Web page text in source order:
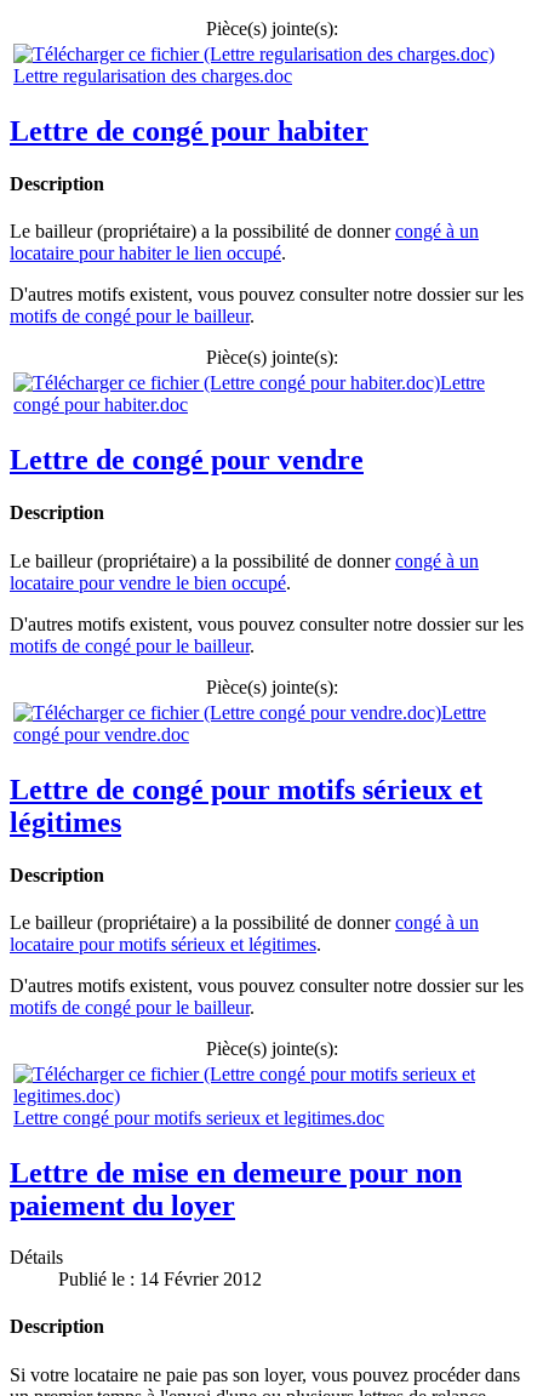
Pièce(s) jointe(s):
Lettre regularisation des charges.doc
Lettre de congé pour habiter
Description
Le bailleur (propriétaire) a la possibilité de donnercongé à un
locataire pour habiter le lien occupé.
D'autres motifs existent, vous pouvez consulter notre dossier sur les
motifs de congé pour le bailleur.
Pièce(s) jointe(s):
Lettre
congé pour habiter.doc
Lettre de congé pour vendre
Description
Le bailleur (propriétaire) a la possibilité de donnercongé à un
locataire pour vendre le bien occupé.
D'autres motifs existent, vous pouvez consulter notre dossier sur les
motifs de congé pour le bailleur.
Pièce(s) jointe(s):
Lettre
congé pour vendre.doc
Lettre de congé pour motifs sérieux et
légitimes
Description
Le bailleur (propriétaire) a la possibilité de donnercongé à un
locataire pour motifs sérieux et légitimes.
D'autres motifs existent, vous pouvez consulter notre dossier sur les
motifs de congé pour le bailleur.
Pièce(s) jointe(s):
Lettre congé pour motifs serieux et legitimes.doc
Lettre de mise en demeure pour non
paiement du loyer
Détails
Publié le : 14 Février 2012
Description
Si votre locataire ne paie pas son loyer, vous pouvez procéder dans